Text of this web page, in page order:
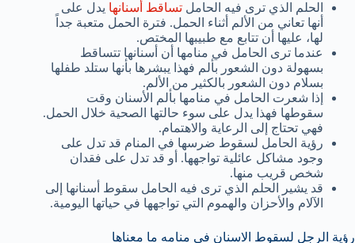
الحلم الذي ترى فيه الحامل تساقط أسنانها يدل على
أنها تعاني من الألم أثناء الحمل. فترة الحمل متعبة جداً
لها، عليها أن تتابع مع طبيبها المختص.
عندما ترى الحامل في منامها أن أسنانها تتساقط
بسهولة دون الشعور بألم فهذا يبشرها بأنها ستلد طفلها
بسلام دون الشعور بالكثير من الألم.
إذا شعرت الحامل في منامها بألم الأسنان وقت
سقوطها فهذا يدل على سوء حالتها الصحية خلال الحمل.
فهي تحتاج إلى الرعاية والاهتمام.
رؤية الحامل لسقوط ضرسها في المنام قد تدل على
وجود مشاكل عائلية تواجهها. أو قد تدل على فقدان
شخص قريب منها.
قد يشير الحلم الذي ترى فيه الحامل سقوط أسنانها إلى
الآلام والأحزان والهموم التي تواجهها في حياتها اليومية.
رؤية الرجل لسقوط الاسنان في منامه ما معناها